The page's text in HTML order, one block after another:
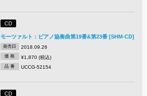
CD
モーツァルト：ピアノ協奏曲第19番&第23番 [SHM-CD]
発売日 2018.09.26
価 格 ¥1,870 (税込)
品 番 UCCG-52154
CD